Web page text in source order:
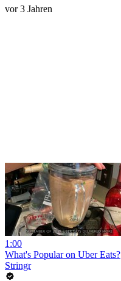
vor 3 Jahren
1:00
What's Popular on Uber Eats?
Stringr